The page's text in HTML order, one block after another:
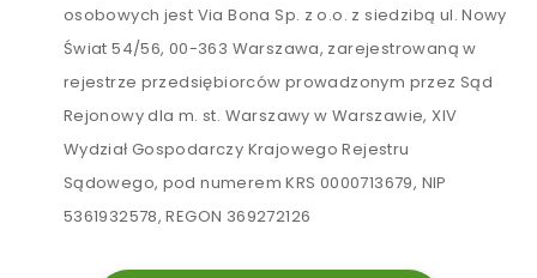
osobowych jest Via Bona Sp. z o.o. z siedzibą ul. Nowy
Świat 54/56, 00-363 Warszawa, zarejestrowaną w
rejestrze przedsiębiorców prowadzonym przez Sąd
Rejonowy dla m. st. Warszawy w Warszawie, XIV
Wydział Gospodarczy Krajowego Rejestru
Sądowego, pod numerem KRS 0000713679, NIP
5361932578, REGON 369272126